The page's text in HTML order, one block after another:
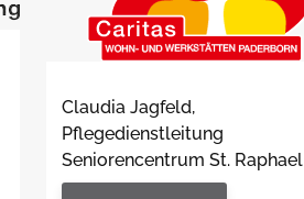
Claudia Jagfeld,
Pflegedienstleitung
Seniorencentrum St. Raphael